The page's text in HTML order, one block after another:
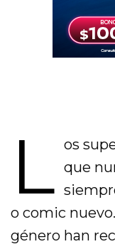
L os
que
o comic
género han